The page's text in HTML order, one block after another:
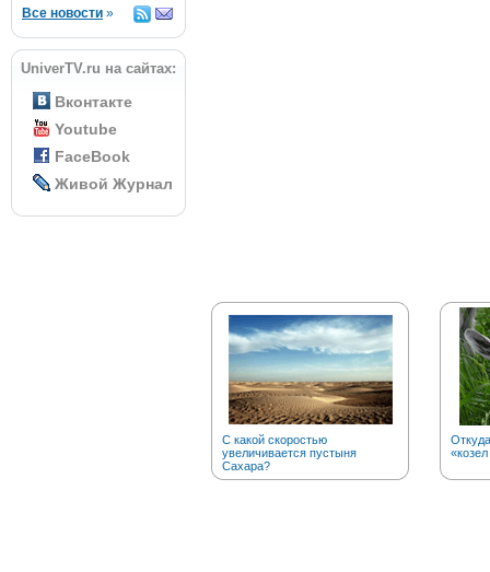
Все новости »
UniverTV.ru на сайтах:
Вконтакте
Youtube
FaceBook
Живой Журнал
С какой скоростью
увеличивается пустыня
Сахара?